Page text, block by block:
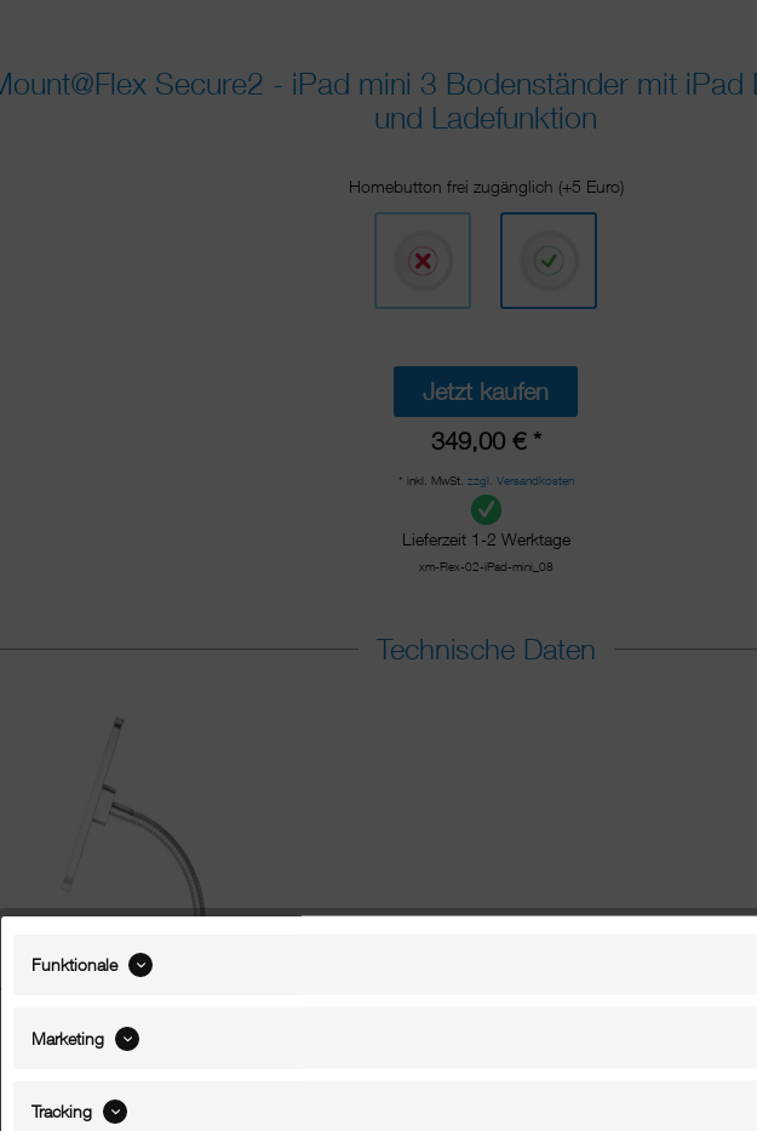
Secure2 - iPad mini 3 Bodenständer mit iPad
und Ladefunktion
Homebutton frei zugänglich (+5 Euro)
Jetzt kaufen
349,00 € *
* inkl. MwSt. zzgl. Versandkosten
Lieferzeit 1-2 Werktage
xm-Flex-02-iPad-mini_08
Technische Daten
Funktionale
Marketing
Tracking